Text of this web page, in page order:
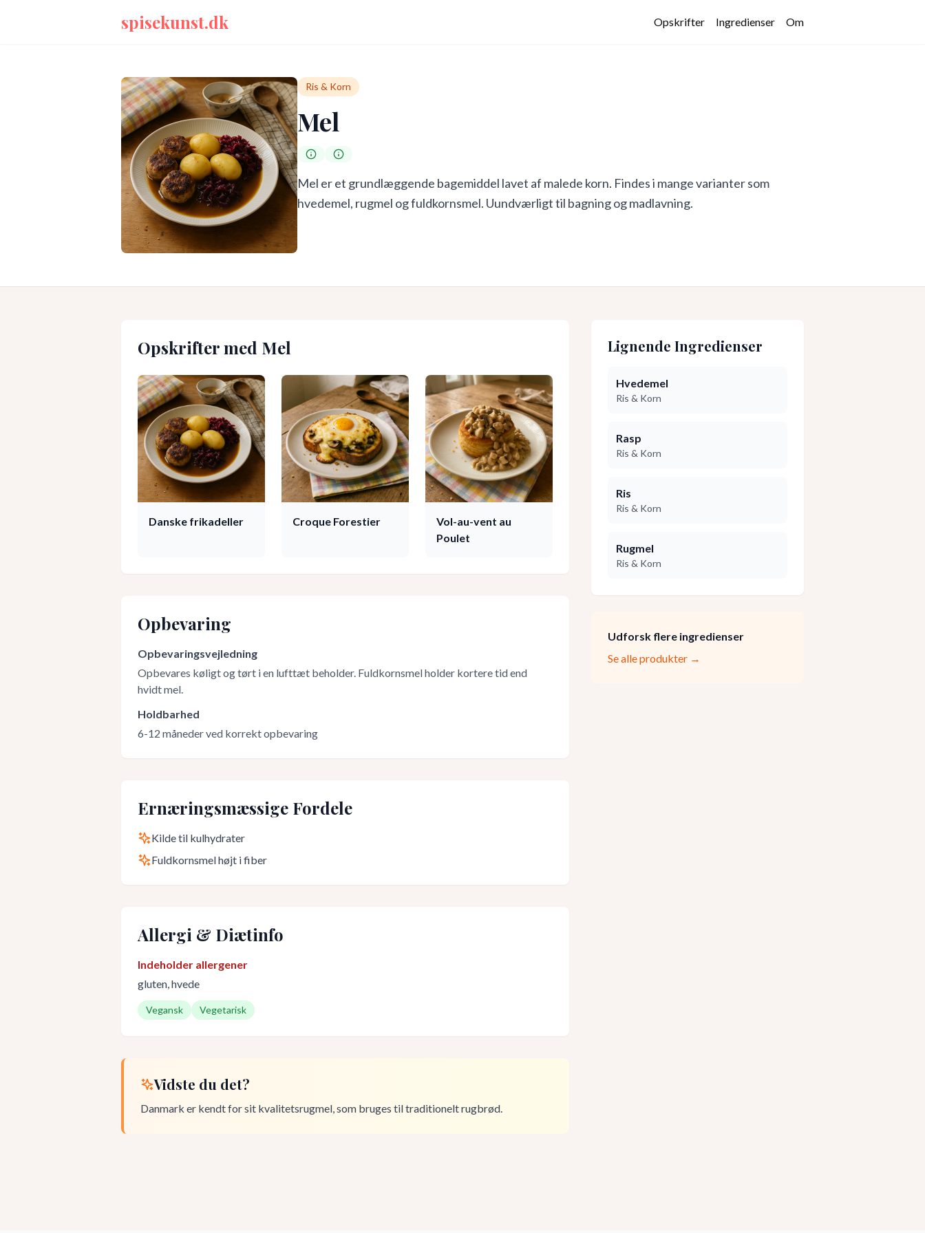
spisekunst.dk Opskrifter Ingredienser Om
Ris & Korn
Mel
Mel er et grundlæggende bagemiddel lavet af malede korn. Findes i mange varianter som
hvedemel, rugmel og fuldkornsmel. Uundværligt til bagning og madlavning.
Opskrifter med Mel
Danske frikadeller Croque Forestier
Vol-au-vent au
Poulet
Opbevaring
Opbevaringsvejledning
Opbevares køligt og tørt i en lufttæt beholder. Fuldkornsmel holder kortere tid end
hvidt mel.
Holdbarhed
6-12 måneder ved korrekt opbevaring
Ernæringsmæssige Fordele
Kilde til kulhydrater
Fuldkornsmel højt i fiber
Allergi & Diætinfo
Indeholder allergener
gluten, hvede
Vegansk Vegetarisk
Vidste du det?
Danmark er kendt for sit kvalitetsrugmel, som bruges til traditionelt rugbrød.
Lignende Ingredienser
Hvedemel
Ris & Korn
Rasp
Ris & Korn
Ris
Ris & Korn
Rugmel
Ris & Korn
Udforsk flere ingredienser
Se alle produkter →